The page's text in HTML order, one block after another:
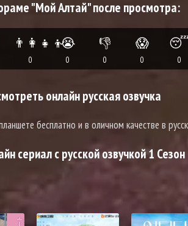
"Мой Алтай" после просмотра:
👨‍👩‍👧‍👦
0
😭
0
👎
0
😱
0 0
онлайн русская озвучка
бесплатно и в оличном качестве в
сериал с русской озвучкой 1 Сезон